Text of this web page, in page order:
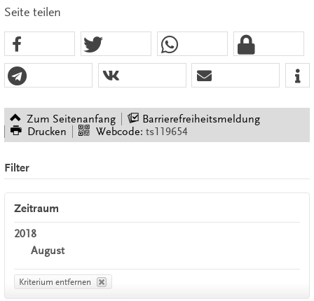
Seite teilen
Zum Seitenanfang
Barrierefreiheitsmeldung
Drucken
Webcode: ts119654
Filter
Zeitraum
2018
August
Kriterium entfernen